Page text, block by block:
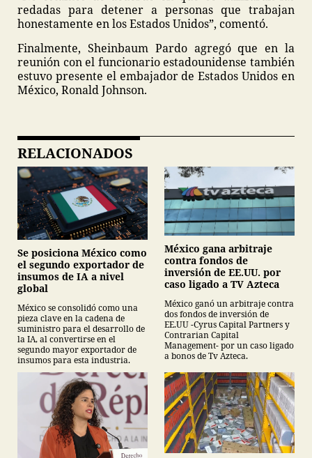
redadas para detener a personas que trabajan
honestamente en los Estados Unidos”, comentó.
Finalmente, Sheinbaum Pardo agregó que en la
reunión con el funcionario estadounidense también
estuvo presente el embajador de Estados Unidos en
México, Ronald Johnson.
RELACIONADOS
Se posiciona México como
el segundo exportador de
insumos de IA a nivel
global
México se consolidó como una
pieza clave en la cadena de
suministro para el desarrollo de
la IA, al convertirse en el
segundo mayor exportador de
insumos para esta industria.
México gana arbitraje
contra fondos de
inversión de EE.UU. por
caso ligado a TV Azteca
México ganó un arbitraje contra
dos fondos de inversión de
EE.UU -Cyrus Capital Partners y
Contrarian Capital
Management- por un caso ligado
a bonos de Tv Azteca.